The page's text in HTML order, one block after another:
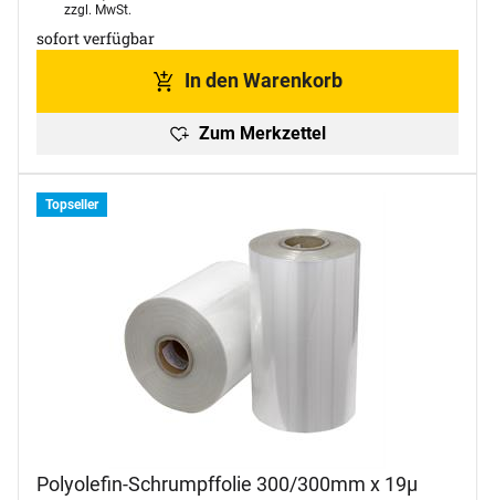
Steuerhinweis:
zzgl. MwSt.
sofort verfügbar
In den Warenkorb
Zum Merkzettel
Topseller
Polyolefin-Schrumpffolie 300/300mm x 19µ